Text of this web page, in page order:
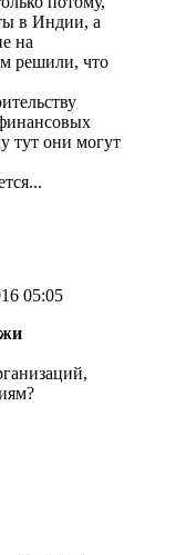
в Индии, а
на
решили, что
тут они могут
05:05